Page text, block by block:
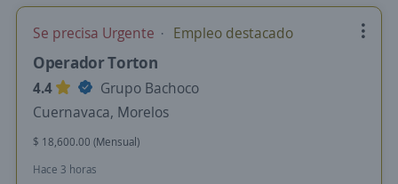
Se precisa Urgente Empleo destacado
Operador Torton
4.4
Grupo Bachoco
Cuernavaca, Morelos
$ 18,600.00 (Mensual)
Hace 3 horas